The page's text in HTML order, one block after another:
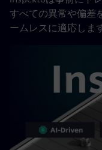
すべての異常や偏差
ームレスに適応しま